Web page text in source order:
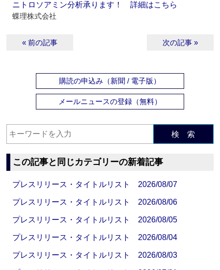
ニトロソアミン分析承ります！ 詳細はこちら
蝶理株式会社
« 前の記事 次の記事 »
購読の申込み（新聞 / 電子版）
メールニュースの登録（無料）
検 索
この記事と同じカテゴリーの新着記事
プレスリリース・タイトルリスト 2026/08/07
プレスリリース・タイトルリスト 2026/08/06
プレスリリース・タイトルリスト 2026/08/05
プレスリリース・タイトルリスト 2026/08/04
プレスリリース・タイトルリスト 2026/08/03